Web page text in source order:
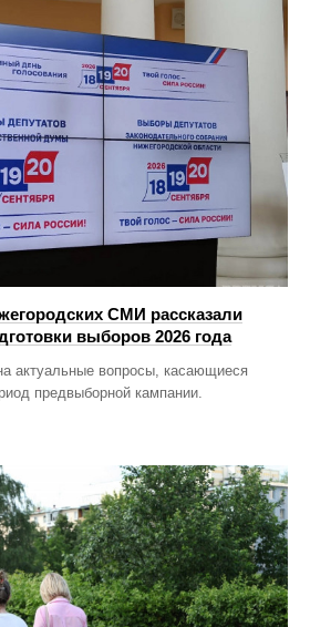
СМИ рассказали
выборов 2026 года
актуальные вопросы, касающиеся
предвыборной кампании.